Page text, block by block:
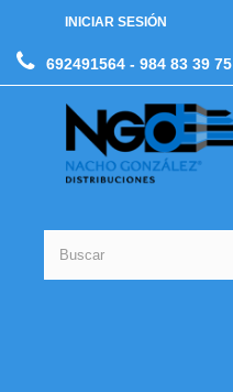
INICIAR SESIÓN
692491564 - 984 83 39 75